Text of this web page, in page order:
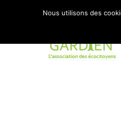
Nous utilisons des